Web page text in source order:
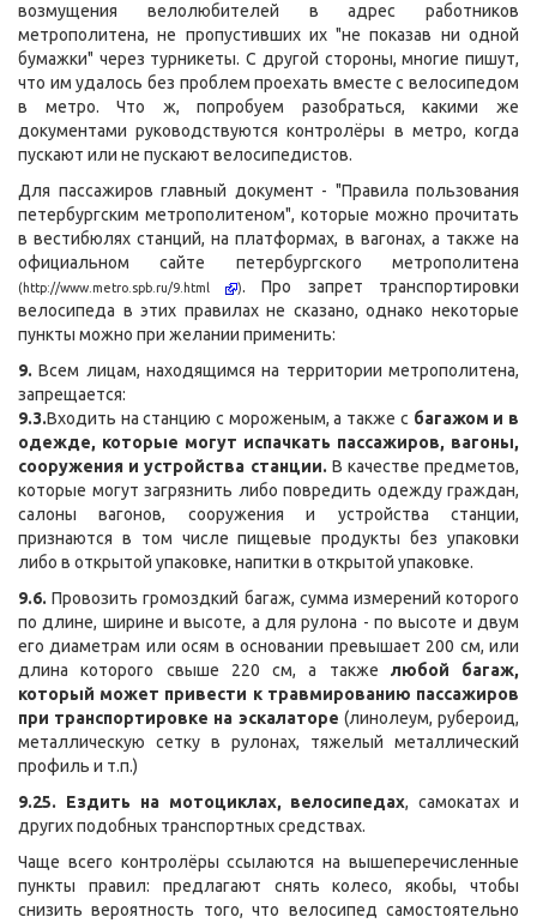
возмущения велолюбителей в адрес работников
метрополитена, не пропустивших их "не показав ни одной
бумажки" через турникеты. С другой стороны, многие пишут,
что им удалось без проблем проехать вместе с велосипедом
в метро. Что ж, попробуем разобраться, какими же
документами руководствуются контролёры в метро, когда
пускают или не пускают велосипедистов.
Для пассажиров главный документ - "Правила пользования
петербургским метрополитеном", которые можно прочитать
в вестибюлях станций, на платформах, в вагонах, а также на
официальном сайте петербургского метрополитена
(http://www.metro.spb.ru/9.html ). Про запрет транспортировки
велосипеда в этих правилах не сказано, однако некоторые
пункты можно при желании применить:
9. Всем лицам, находящимся на территории метрополитена,
запрещается:
9.3.Входить на станцию с мороженым, а также с багажом и в
одежде, которые могут испачкать пассажиров, вагоны,
сооружения и устройства станции. В качестве предметов,
которые могут загрязнить либо повредить одежду граждан,
салоны вагонов, сооружения и устройства станции,
признаются в том числе пищевые продукты без упаковки
либо в открытой упаковке, напитки в открытой упаковке.
9.6. Провозить громоздкий багаж, сумма измерений которого
по длине, ширине и высоте, а для рулона - по высоте и двум
его диаметрам или осям в основании превышает 200 см, или
длина которого свыше 220 см, а также любой багаж,
который может привести к травмированию пассажиров
при транспортировке на эскалаторе (линолеум, рубероид,
металлическую сетку в рулонах, тяжелый металлический
профиль и т.п.)
9.25.
Ездить на мотоциклах, велосипедах, самокатах и
других подобных транспортных средствах.
Чаще всего контролёры ссылаются на вышеперечисленные
пункты правил: предлагают снять колесо, якобы, чтобы
снизить вероятность того, что велосипед самостоятельно